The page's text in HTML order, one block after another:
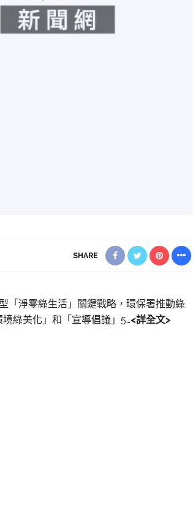
SHARE
「淨零綠生活」關鍵戰略，環保署推動綠
綠美化」和「宣導倡議」5…<詳全文>